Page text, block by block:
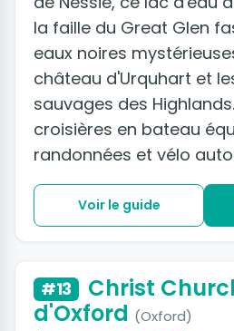
la faille du Great Glen
eaux noires
château d'Urquhart et
sauvages des
croisières en bateau
randonnées et vélo
Voir le guide
#13
Christ
d'Oxford (Oxford)